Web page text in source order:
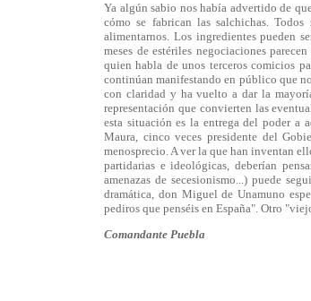
Ya algún sabio nos había advertido de
cómo se fabrican las salchichas.
alimentarnos. Los ingredientes pueden
meses de estériles negociaciones
quien habla de unos terceros comicios
continúan manifestando en público que
con claridad y ha vuelto a dar la
representación que convierten las
esta situación es la entrega del poder a
Maura, cinco veces presidente del
menosprecio. A ver la que han inventan
partidarias e ideológicas, deberían
amenazas de secesionismo...) puede
dramática, don Miguel de Unamuno
pediros que penséis en España". Otro
Comandante Puebla